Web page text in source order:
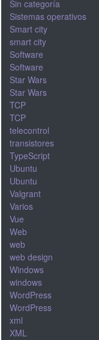
Sin categoría
Sistemas operativos
Smart city
smart city
Software
Software
Star Wars
Star Wars
TCP
TCP
telecontrol
transistores
TypeScript
Ubuntu
Ubuntu
Valgrant
Varios
Vue
Web
web
web design
Windows
windows
WordPress
WordPress
xml
XML